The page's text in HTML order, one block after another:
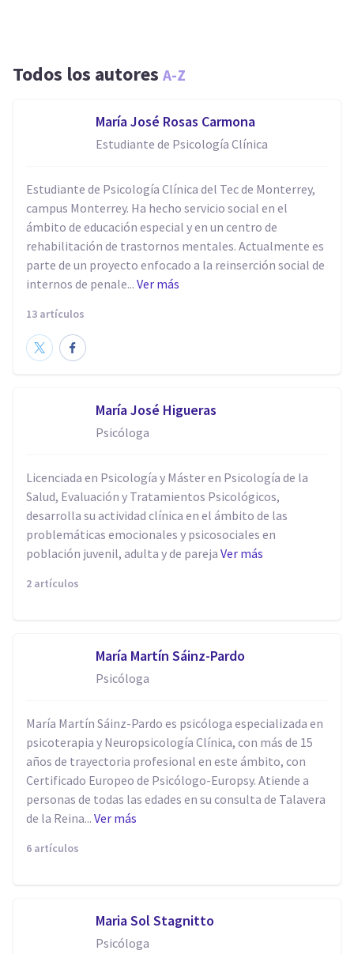
Todos los autores A-Z
María José Rosas Carmona
Estudiante de Psicología Clínica
Estudiante de Psicología Clínica del Tec de Monterrey,
campus Monterrey. Ha hecho servicio social en el
ámbito de educación especial y en un centro de
rehabilitación de trastornos mentales. Actualmente es
parte de un proyecto enfocado a la reinserción social de
internos de penale... Ver más
13 artículos
María José Higueras
Psicóloga
Licenciada en Psicología y Máster en Psicología de la
Salud, Evaluación y Tratamientos Psicológicos,
desarrolla su actividad clínica en el ámbito de las
problemáticas emocionales y psicosociales en
población juvenil, adulta y de pareja Ver más
2 artículos
María Martín Sáinz-Pardo
Psicóloga
María Martín Sáinz-Pardo es psicóloga especializada en
psicoterapia y Neuropsicología Clínica, con más de 15
años de trayectoria profesional en este ámbito, con
Certificado Europeo de Psicólogo-Europsy. Atiende a
personas de todas las edades en su consulta de Talavera
de la Reina... Ver más
6 artículos
Maria Sol Stagnitto
Psicóloga